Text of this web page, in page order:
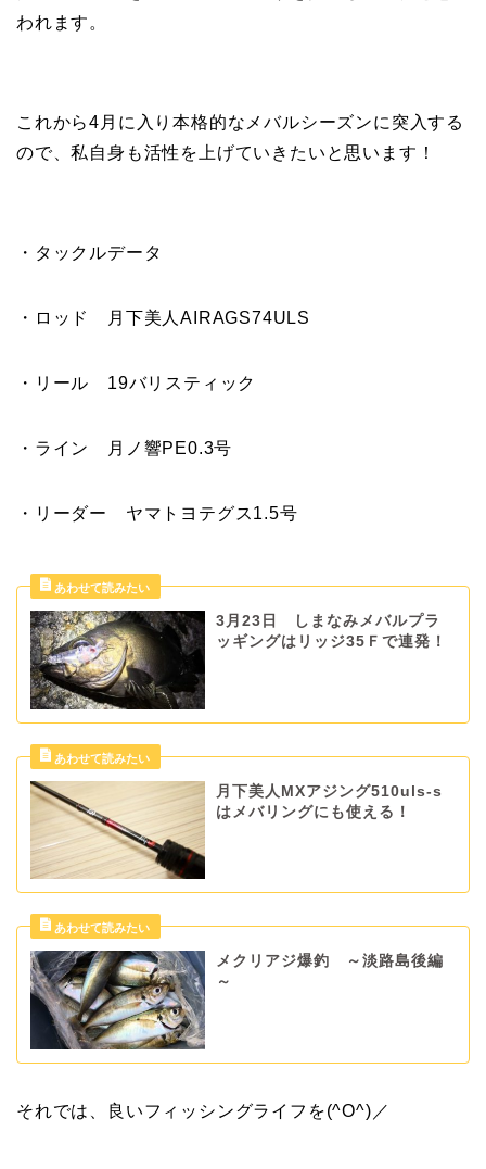
われます。
これから4月に入り本格的なメバルシーズンに突入する
ので、私自身も活性を上げていきたいと思います！
・タックルデータ
・ロッド 月下美人AIRAGS74ULS
・リール 19バリスティック
・ライン 月ノ響PE0.3号
・リーダー ヤマトヨテグス1.5号
3月23日 しまなみメバルプラ
ッギングはリッジ35Ｆで連発！
月下美人MXアジング510uls-s
はメバリングにも使える！
メクリアジ爆釣 ～淡路島後編
～
それでは、良いフィッシングライフを(^O^)／